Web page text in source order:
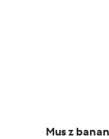
Mus z